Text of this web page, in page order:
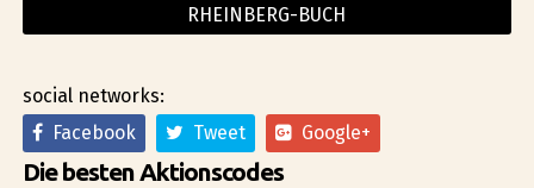
RHEINBERG-BUCH
social networks:
Facebook
Tweet Google+
Die besten Aktionscodes